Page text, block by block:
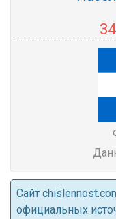
Cайт
официальных